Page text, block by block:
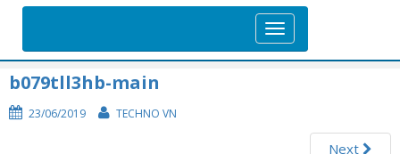
T
o
b079tll3hb-main
23/06/2019 TECHNO VN
Next